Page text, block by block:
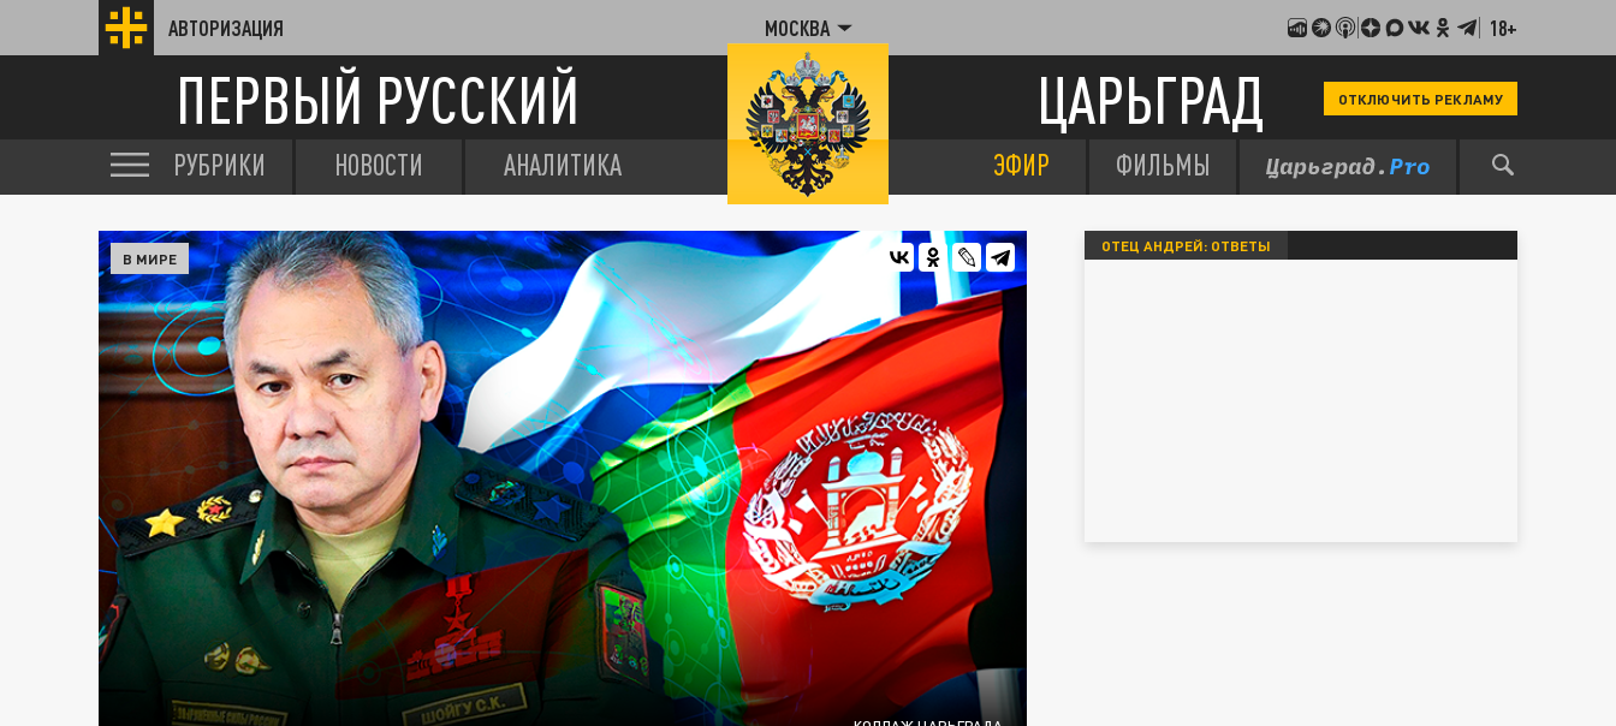
АВТОРИЗАЦИЯ МОСКВА 18+
ПЕРВЫЙ РУССКИЙ ЦАРЬГРАД ОТКЛЮЧИТЬ РЕКЛАМУ
РУБРИКИ НОВОСТИ АНАЛИТИКА ЭФИР ФИЛЬМЫ
В МИРЕ
ОТЕЦ АНДРЕЙ: ОТВЕТЫ